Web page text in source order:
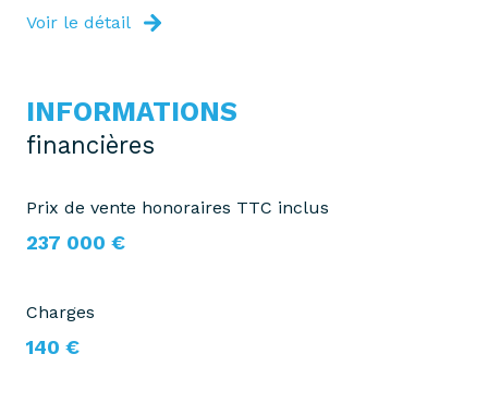
Voir le détail
INFORMATIONS
financières
Prix de vente honoraires TTC inclus
237 000 €
Charges
140 €